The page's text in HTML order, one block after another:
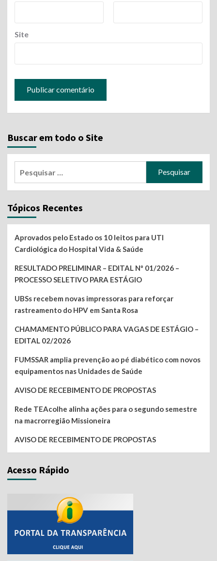
Site
Buscar em todo o Site
Tópicos Recentes
Aprovados pelo Estado os 10 leitos para UTI
Cardiológica do Hospital Vida & Saúde
RESULTADO PRELIMINAR – EDITAL Nº 01/2026 –
PROCESSO SELETIVO PARA ESTÁGIO
UBSs recebem novas impressoras para reforçar
rastreamento do HPV em Santa Rosa
CHAMAMENTO PÚBLICO PARA VAGAS DE ESTÁGIO –
EDITAL 02/2026
FUMSSAR amplia prevenção ao pé diabético com novos
equipamentos nas Unidades de Saúde
AVISO DE RECEBIMENTO DE PROPOSTAS
Rede TEAcolhe alinha ações para o segundo semestre
na macrorregião Missioneira
AVISO DE RECEBIMENTO DE PROPOSTAS
Acesso Rápido